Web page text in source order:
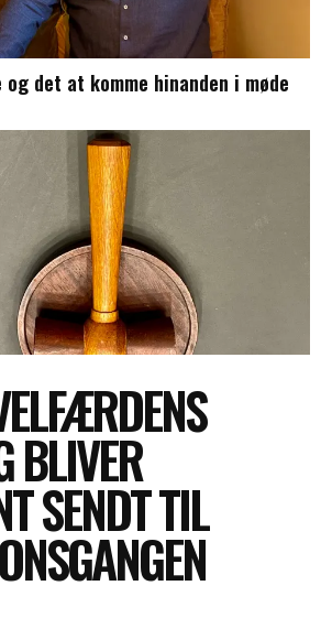
det at komme hinanden i møde
BLIVER
SENDT TIL